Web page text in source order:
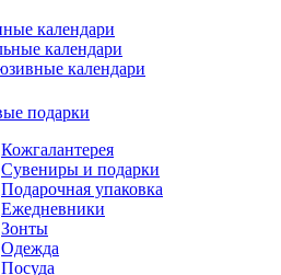
календари
календари
календари
подарки
Кожгалантерея
Сувениры и подарки
Подарочная упаковка
Ежедневники
Зонты
Одежда
Посуда